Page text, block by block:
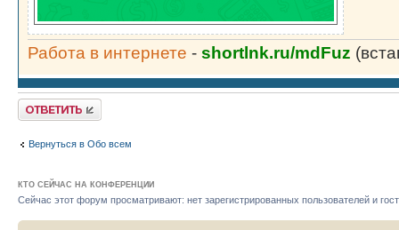
Работа в интернете - shortlnk.ru/mdFuz
Ответить
Вернуться в Обо всем
КТО СЕЙЧАС НА КОНФЕРЕНЦИИ
Сейчас этот форум просматривают: нет зарегистрированных пользователей и